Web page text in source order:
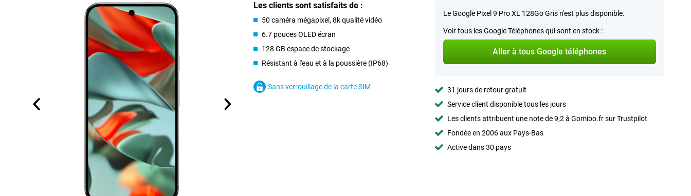
Les clients sont satisfaits de :
50 caméra mégapixel, 8k qualité vidéo
6.7 pouces OLED écran
128 GB espace de stockage
Résistant à l'eau et à la poussière (IP68)
Sans verrouillage de la carte SIM
Le Google Pixel 9 Pro XL 128Go Gris n'est plus disponible.
Voir tous les Google Téléphones qui sont en stock :
Aller à tous Google téléphones
31 jours de retour gratuit
Service client disponible tous les jours
Les clients attribuent une note de 9,2 à Gomibo.fr sur Trustpilot
Fondée en 2006 aux Pays-Bas
Active dans 30 pays